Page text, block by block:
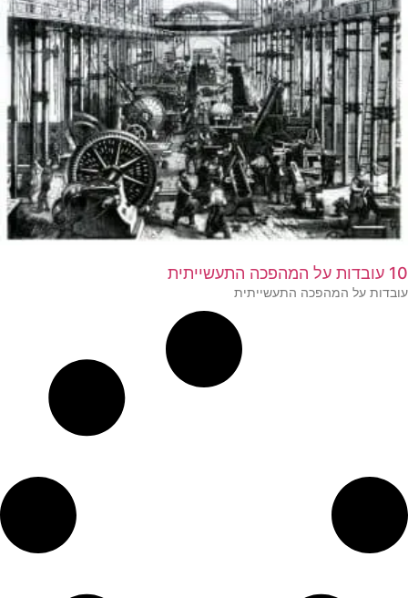
10 עובדות על המהפכה התעשייתית
עובדות על המהפכה התעשייתית